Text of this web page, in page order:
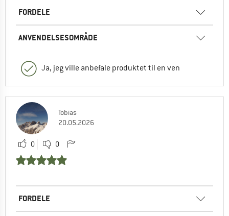
FORDELE
ANVENDELSESOMRÅDE
Ja, jeg ville anbefale produktet til en ven
Tobias
20.05.2026
0 0
FORDELE